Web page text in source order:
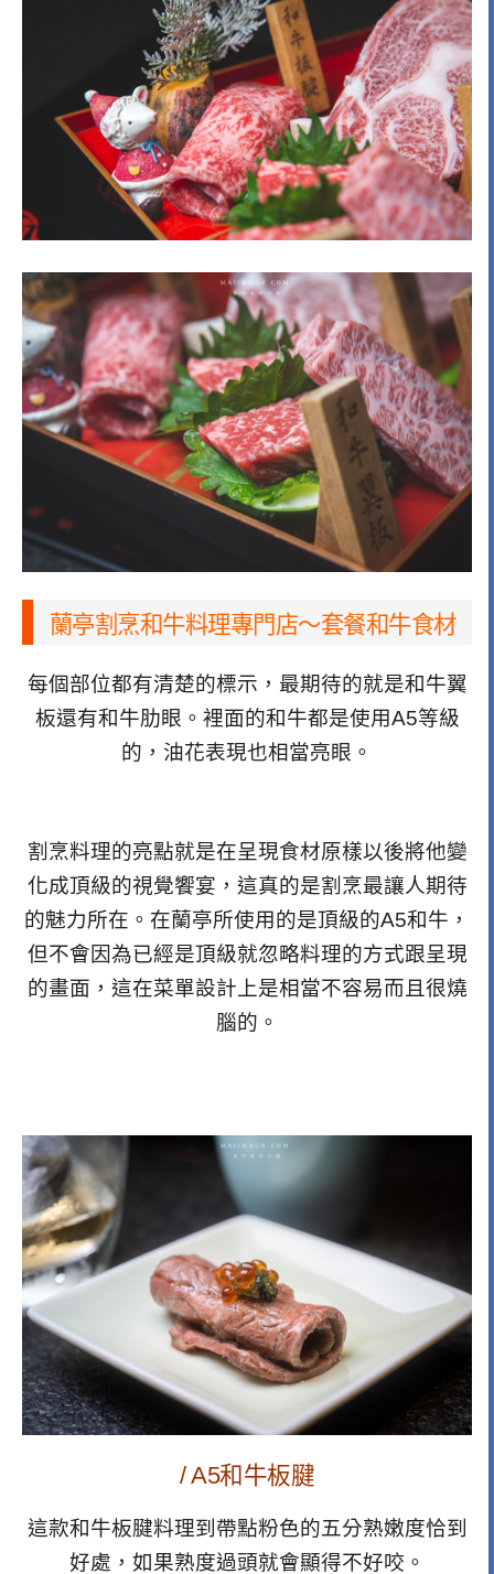
蘭亭割烹和牛料理專門店～套餐和牛食材
每個部位都有清楚的標示，最期待的就是和牛翼
板還有和牛肋眼。裡面的和牛都是使用A5等級
的，油花表現也相當亮眼。
割烹料理的亮點就是在呈現食材原樣以後將他變
化成頂級的視覺饗宴，這真的是割烹最讓人期待
的魅力所在。在蘭亭所使用的是頂級的A5和牛，
但不會因為已經是頂級就忽略料理的方式跟呈現
的畫面，這在菜單設計上是相當不容易而且很燒
腦的。
/ A5和牛板腱
這款和牛板腱料理到帶點粉色的五分熟嫩度恰到
好處，如果熟度過頭就會顯得不好咬。